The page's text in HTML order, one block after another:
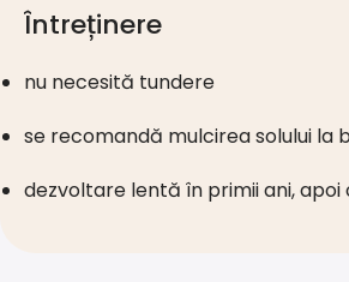
Întreținere
nu necesită tundere
se recomandă mulcirea solului la
dezvoltare lentă în primii ani,